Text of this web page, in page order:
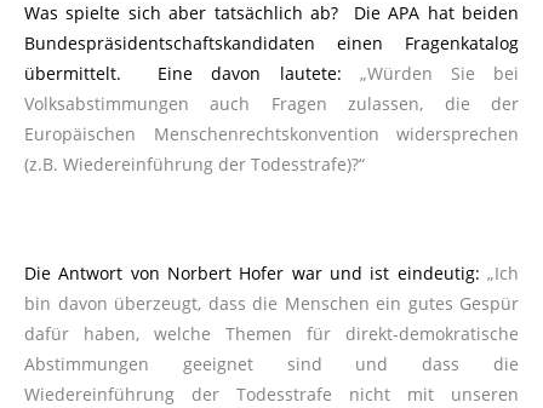
Was spielte sich aber tatsächlich ab? Die APA hat beiden
Bundespräsidentschaftskandidaten einen Fragenkatalog
übermittelt. Eine davon lautete: „Würden Sie bei
Volksabstimmungen auch Fragen zulassen, die der
Europäischen Menschenrechtskonvention widersprechen
(z.B. Wiedereinführung der Todesstrafe)?“
Die Antwort von Norbert Hofer war und ist eindeutig: „Ich
bin davon überzeugt, dass die Menschen ein gutes Gespür
dafür haben, welche Themen für direkt-demokratische
Abstimmungen geeignet sind und dass die
Wiedereinführung der Todesstrafe nicht mit unseren